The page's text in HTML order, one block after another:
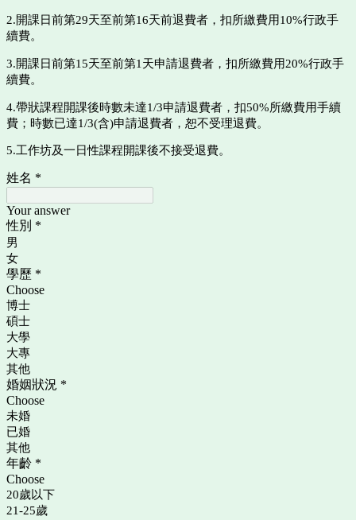
2.開課日前第29天至前第16天前退費者，扣所繳費用10%行政手
續費。
3.開課日前第15天至前第1天申請退費者，扣所繳費用20%行政手
續費。
4.帶狀課程開課後時數未達1/3申請退費者，扣50%所繳費用手續
費；時數已達1/3(含)申請退費者，恕不受理退費。
5.工作坊及一日性課程開課後不接受退費。
姓名 *
Your answer
性別 *
男
女
學歷 *
Choose
博士
碩士
大學
大專
其他
婚姻狀況 *
Choose
未婚
已婚
其他
年齡 *
Choose
20歲以下
21-25歲